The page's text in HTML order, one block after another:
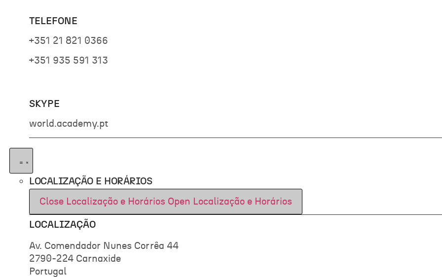
TELEFONE
+351 21 821 0366
+351 935 591 313
SKYPE
world.academy.pt
LOCALIZAÇÃO E HORÁRIOS
Close Localização e Horários Open Localização e Horários
LOCALIZAÇÃO
Av. Comendador Nunes Corrêa 44
2790-224 Carnaxide
Portugal